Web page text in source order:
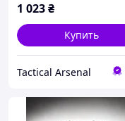
1 023₴
Купить
Tactical Arsenal